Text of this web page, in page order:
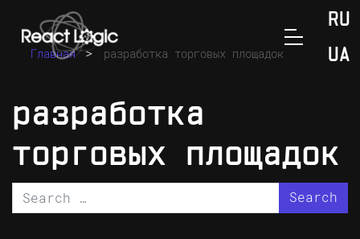
Skip to content
RU
UA
Главная> разработка торговых площадок
разработка
торговых площадок
Search